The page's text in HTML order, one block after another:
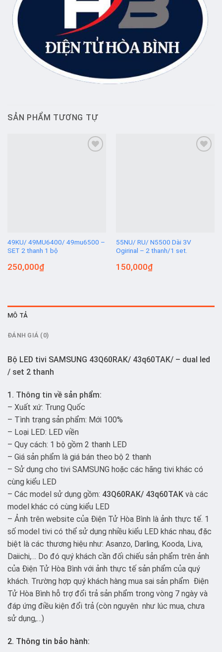
SẢN PHẨM TƯƠNG TỰ
49KU/ 49MU6400/ 49mu6500 –
SET 2 thanh 1 bộ
250,000₫
55NU/ RU/ N5500 Dài 3V
Ogirinal – 2 thanh/1 set.
150,000₫
MÔ TẢ
ĐÁNH GIÁ (0)
Bộ LED tivi SAMSUNG 43Q60RAK/ 43q60TAK/ – dual led
/ set 2 thanh
1. Thông tin về sản phẩm:
– Xuất xứ: Trung Quốc
– Tình trạng sản phẩm: Mới 100%
– Loại LED: LED viền
– Quy cách: 1 bộ gồm 2 thanh LED
– Giá sản phẩm là giá bán theo bộ 2 thanh
– Sử dụng cho tivi SAMSUNG hoặc các hãng tivi khác có
cùng kiểu LED
– Các model sử dụng gồm: 43Q60RAK/ 43q60TAK và các
model khác có cùng kiểu LED
– Ảnh trên website của Điện Tử Hòa Bình là ảnh thực tế. 1
số model tivi có thể sử dụng nhiều kiểu LED khác nhau, đặc
biệt là các thương hiệu như: Asanzo, Darling, Kooda, Liva,
Daiichi,… Do đó quý khách cần đối chiếu sản phẩm trên ảnh
của Điện Tử Hòa Bình với ảnh thực tế sản phẩm của quý
khách. Trường hợp quý khách hàng mua sai sản phẩm Điện
Tử Hòa Bình hỗ trợ đổi trả sản phẩm trong vòng 7 ngày và
đáp ứng điều kiện đổi trả (còn nguyên như lúc mua, chưa
sử dụng,…)
2. Thông tin bảo hành: